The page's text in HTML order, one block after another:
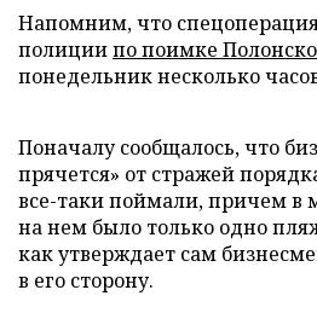
Напомним, что
полициипо поимке
понедельник несколько
Поначалу сообщалось, что
прячется» от стражей
все-таки поймали, причем в
на нем было только одно
как утверждает сам
в его сторону.